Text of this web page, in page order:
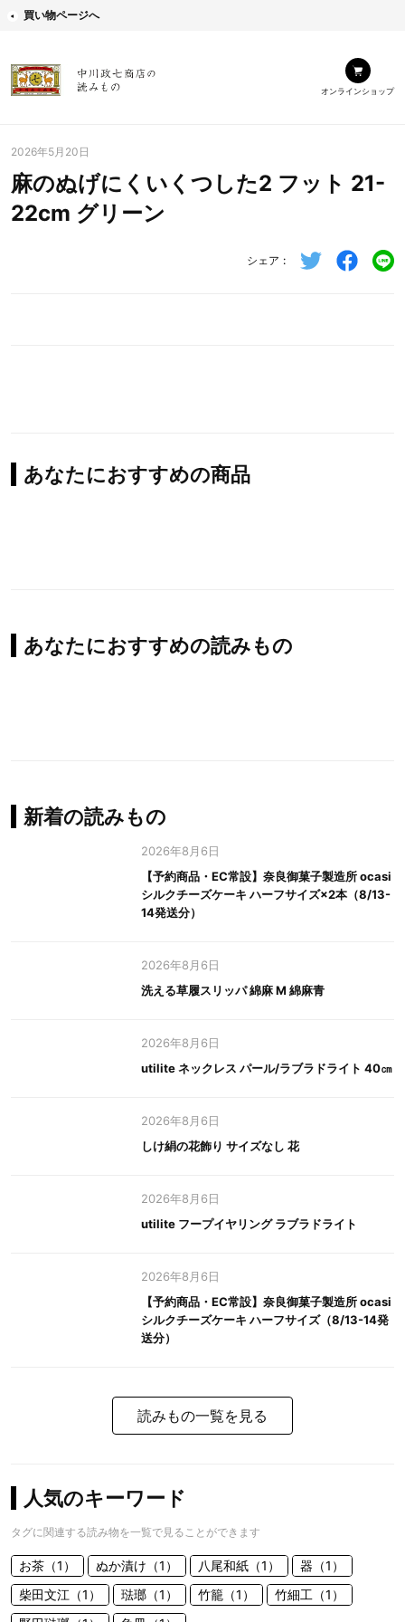
買い物ページへ
オンラインショップ
2026年5月20日
麻のぬげにくいくつした2 フット 21-
22cm グリーン
シェア
あなたにおすすめの商品
あなたにおすすめの読みもの
新着の読みもの
2026年8月6日
【予約商品・EC常設】奈良御菓子製造所 ocasi
シルクチーズケーキ ハーフサイズ×2本（8/13-
14発送分）
2026年8月6日
洗える草履スリッパ 綿麻 M 綿麻青
2026年8月6日
utilite ネックレス パール/ラブラドライト 40㎝
2026年8月6日
しけ絹の花飾り サイズなし 花
2026年8月6日
utilite フープイヤリング ラブラドライト
2026年8月6日
【予約商品・EC常設】奈良御菓子製造所 ocasi
シルクチーズケーキ ハーフサイズ（8/13-14発
送分）
読みもの一覧を見る
人気のキーワード
タグに関連する読み物を一覧で見ることができます
お茶（1） ぬか漬け（1） 八尾和紙（1）
器（1）
柴田文江（1）
琺瑯（1） 竹籠（1）
竹細工（1）